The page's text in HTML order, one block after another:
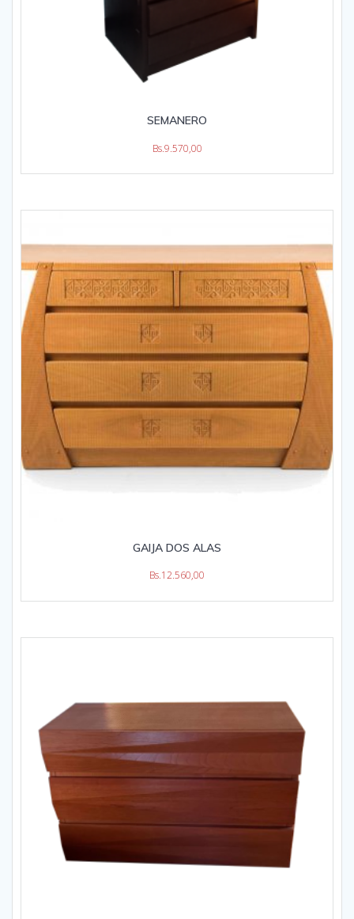
SEMANERO
Bs.9.570,00
GAIJA DOS ALAS
Bs.12.560,00